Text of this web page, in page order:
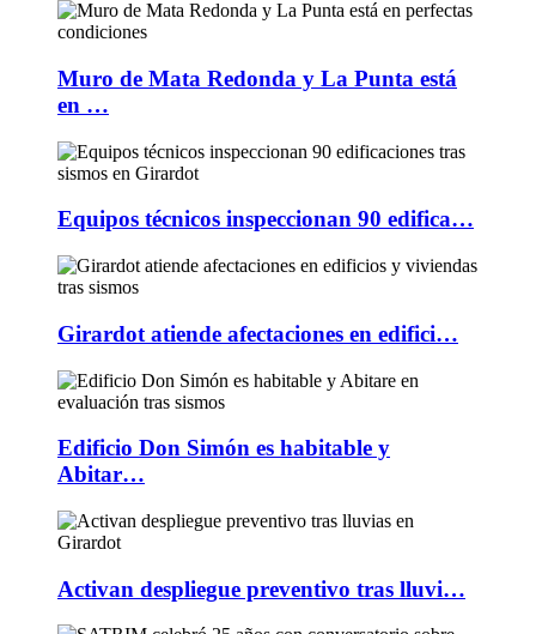
Muro de Mata Redonda y La Punta está
en …
Equipos técnicos inspeccionan 90 edifica…
Girardot atiende afectaciones en edifici…
Edificio Don Simón es habitable y
Abitar…
Activan despliegue preventivo tras lluvi…